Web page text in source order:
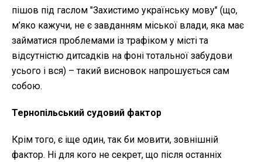
пішов під гаслом "Захистимо українську мову" (що,
м’яко кажучи, не є завданням міської влади, яка має
займатися проблемами із трафіком у місті та
відсутністю дитсадків на фоні тотальної забудови
усього і вся) – такий висновок напрошується сам
собою.
Тернопільський судовий фактор
Крім того, є іще один, так би мовити, зовнішній
фактор. Ні для кого не секрет, що після останніх